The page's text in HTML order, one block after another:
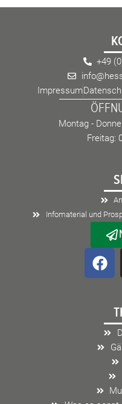
+49
Impressum
Montag -
Freitag:
Infomaterial und
F
a
o
o